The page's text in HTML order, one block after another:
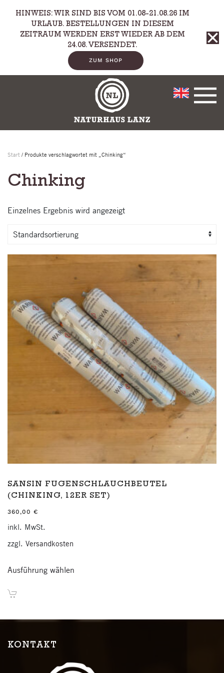
Zum Hauptinhalt springen
Start / Produkte verschlagwortet mit „Chinking“
Chinking
Einzelnes Ergebnis wird angezeigt
SANSIN FUGENSCHLAUCHBEUTEL
(CHINKING, 12ER SET)
360,00 €
inkl. MwSt.
zzgl. Versandkosten
Ausführung wählen
auf.
können
KONTAKT
HINWEIS: WIR SIND BIS VOM 01.08-21.08.26 IM
URLAUB. BESTELLUNGEN IN DIESEM
ZEITRAUM WERDEN ERST WIEDER AB DEM
24.08. VERSENDET.
ZUM SHOP